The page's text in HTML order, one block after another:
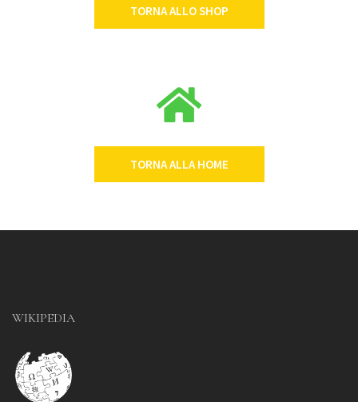
TORNA ALLO SHOP
TORNA ALLA HOME
WIKIPEDIA